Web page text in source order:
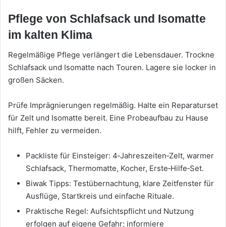
Pflege von Schlafsack und Isomatte
im kalten Klima
Regelmäßige Pflege verlängert die Lebensdauer. Trockne
Schlafsack und Isomatte nach Touren. Lagere sie locker in
großen Säcken.
Prüfe Imprägnierungen regelmäßig. Halte ein Reparaturset
für Zelt und Isomatte bereit. Eine Probeaufbau zu Hause
hilft, Fehler zu vermeiden.
Packliste für Einsteiger: 4‑Jahreszeiten‑Zelt, warmer
Schlafsack, Thermomatte, Kocher, Erste‑Hilfe‑Set.
Biwak Tipps: Testübernachtung, klare Zeitfenster für
Ausflüge, Startkreis und einfache Rituale.
Praktische Regel: Aufsichtspflicht und Nutzung
erfolgen auf eigene Gefahr; informiere